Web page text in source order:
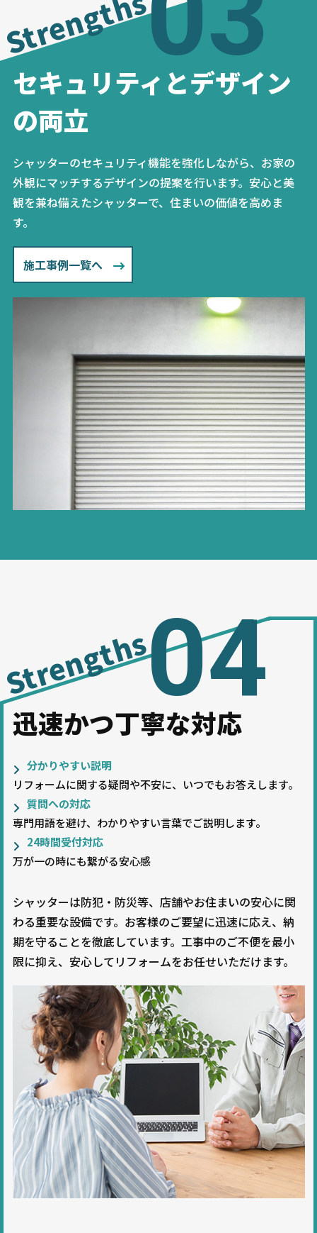
Strengths
セキュリティとデザイン
の両立
シャッターのセキュリティ機能を強化しながら、お家の
外観にマッチするデザインの提案を行います。安心と美
観を兼ね備えたシャッターで、住まいの価値を高めま
す。
施工事例一覧へ
Strengths04
迅速かつ丁寧な対応
分かりやすい説明
リフォームに関する疑問や不安に、いつでもお答えします。
質問への対応
専門用語を避け、わかりやすい言葉でご説明します。
24時間受付対応
万が一の時にも繋がる安心感
シャッターは防犯・防災等、店舗やお住まいの安心に関
わる重要な設備です。お客様のご要望に迅速に応え、納
期を守ることを徹底しています。工事中のご不便を最小
限に抑え、安心してリフォームをお任せいただけます。